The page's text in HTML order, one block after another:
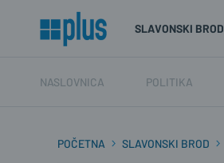
SLAVONSKI BROD
NASLOVNICA POLITIKA
POČETNA SLAVONSKI BROD